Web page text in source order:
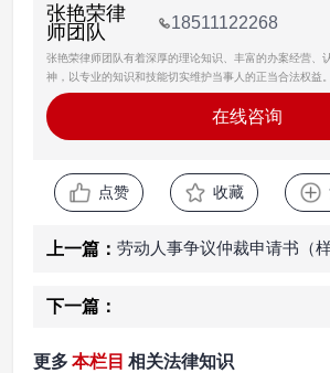
张艳荣律
师团队
18511122268
张艳荣律师团队有着深厚的理论知识、丰富的办案经营、
神，以专业的知识和技能切实维护当事人的正当合法权益。
在线咨询
点赞 收藏
上一篇： 劳动人事争议仲裁申请书（样
下一篇：
更多 本栏目 相关法律知识